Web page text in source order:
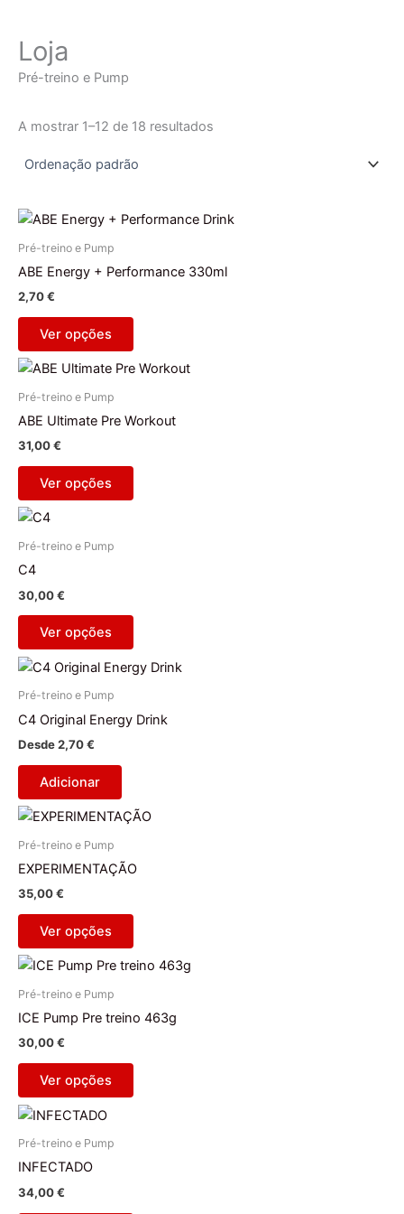
Loja
Pré-treino e Pump
A mostrar 1–12 de 18 resultados
Pré-treino e Pump
ABE Energy + Performance 330ml
2,70€
Ver opções
This
product
variants.
The
options
may
be
chosen
the
product
page
Pré-treino e Pump
ABE Ultimate Pre Workout
31,00€
Ver opções
This
product
variants.
The
options
may
be
chosen
the
product
page
Pré-treino e Pump
C4
30,00€
Ver opções
This
product
variants.
The
options
may
be
chosen
product
page
Pré-treino e Pump
C4 Original Energy Drink
Desde2,70€
Adicionar
Pré-treino e Pump
EXPERIMENTAÇÃO
35,00€
Ver opções
This
product
variants.
The
options
may
be
chosen
the
product
page
Pré-treino e Pump
ICE Pump Pre treino 463g
30,00€
Ver opções
This
product
variants.
The
options
may
be
chosen
the
Pré-treino e Pump
INFECTADO
34,00€
This
product
variants.